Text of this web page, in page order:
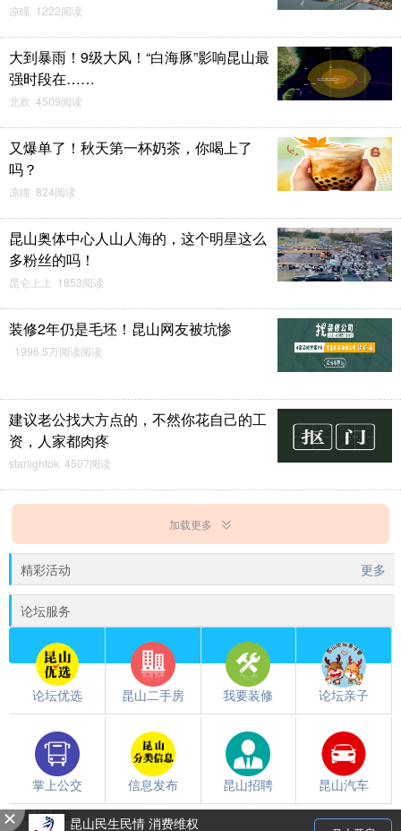
凉瞳 1222阅读
大到暴雨！9级大风！“白海豚”影响昆山最
强时段在……
北欢 4509阅读
又爆单了！秋天第一杯奶茶，你喝上了
吗？
凉瞳 824阅读
昆山奥体中心人山人海的，这个明星这么
多粉丝的吗！
昆仑上上 1853阅读
装修2年仍是毛坯！昆山网友被坑惨
1996.5万阅读阅读
建议老公找大方点的，不然你花自己的工
资，人家都肉疼
starlightok 4507阅读
加载更多
精彩活动 更多
论坛服务
论坛优选 昆山二手房 我要装修 论坛亲子
掌上公交 信息发布 昆山招聘 昆山汽车
都翻到这儿了，就下载个昆山论坛APP吧~~
触屏版/电脑版昆山民生民情 消费维权